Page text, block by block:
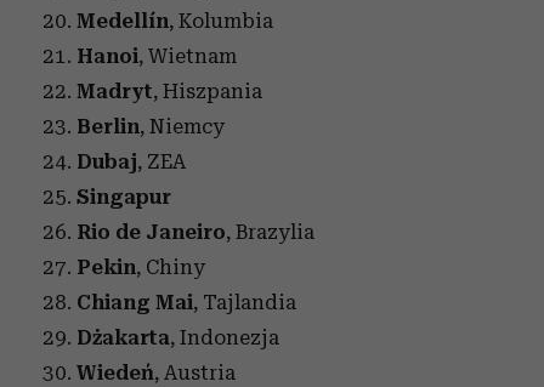
Medellín, Kolumbia
Hanoi, Wietnam
Madryt, Hiszpania
Berlin, Niemcy
Dubaj, ZEA
Singapur
Rio de Janeiro, Brazylia
Pekin, Chiny
Chiang Mai, Tajlandia
Dżakarta, Indonezja
Wiedeń, Austria